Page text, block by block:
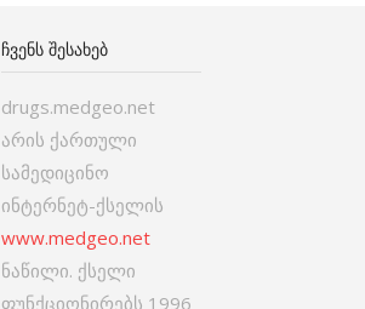
ᲩᲕᲔᲜᲡ ᲨᲔᲡᲐᲮᲔᲑ
drugs.medgeo.net
არის ქართული
სამედიცინო
ინტერნეტ-ქსელის
www.medgeo.net
ნაწილი. ქსელი
ფუნქციონირებს 1996